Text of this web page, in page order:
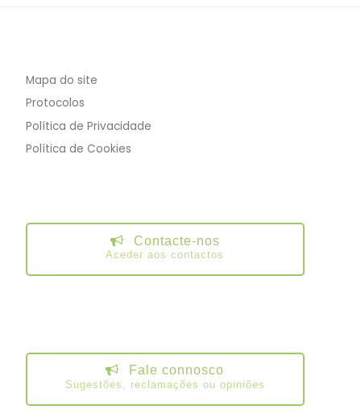
Mapa do site
Protocolos
Política de Privacidade
Política de Cookies
Contacte-nos
Aceder aos contactos
Fale connosco
Sugestões, reclamações ou opiniões